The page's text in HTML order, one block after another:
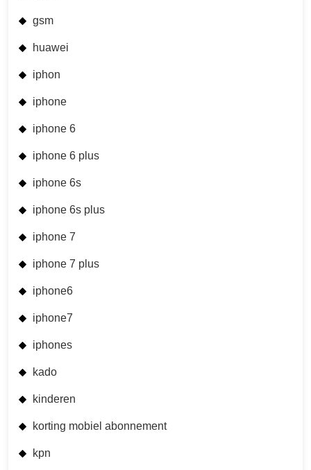
gsm
huawei
iphon
iphone
iphone 6
iphone 6 plus
iphone 6s
iphone 6s plus
iphone 7
iphone 7 plus
iphone6
iphone7
iphones
kado
kinderen
korting mobiel abonnement
kpn